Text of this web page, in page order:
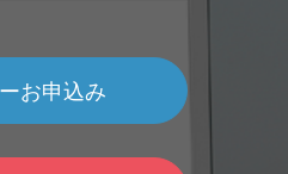
お申込み